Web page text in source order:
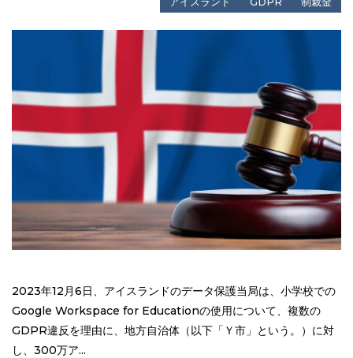
2023年12月6日、アイスランドのデータ保護当局は、小学校での
Google Workspace for Educationの使用について、複数の
GDPR違反を理由に、地方自治体（以下「Ｙ市」という。）に対
し、300万ア...